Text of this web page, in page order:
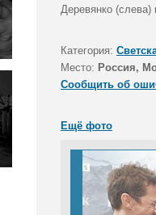
Деревянко (слева)
Категория:
Место: Россия,
Сообщить об
Ещё фото